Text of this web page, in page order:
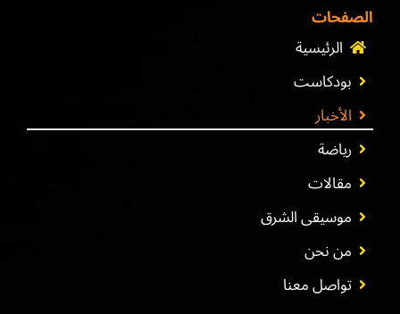
الصفحات
الرئيسية
بودكاست
الأخبار
رياضة
مقالات
موسيقى الشرق
من نحن
تواصل معنا